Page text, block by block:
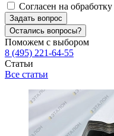
Согласен на обработку
Задать вопрос
Остались вопросы?
Поможем с выбором
8 (495) 221-64-55
Статьи
Все статьи